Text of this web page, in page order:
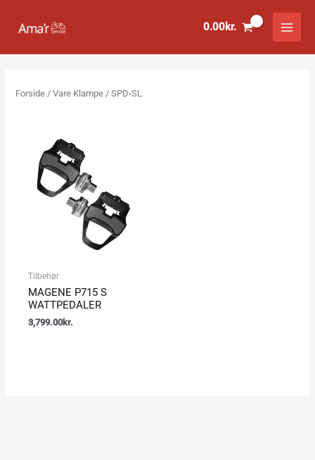
0.00kr.
Forside / Vare Klampe / SPD-SL
Tilbehør
MAGENE P715 S
WATTPEDALER
3,799.00kr.